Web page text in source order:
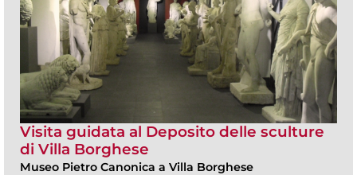
Visita guidata al Deposito delle sculture
di Villa Borghese
Museo Pietro Canonica a Villa Borghese